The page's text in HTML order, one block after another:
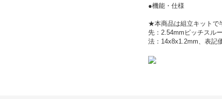
●機能・仕様
★本商品は組立キットで
先：2.54mmピッチスル
法：14x8x1.2mm、表記